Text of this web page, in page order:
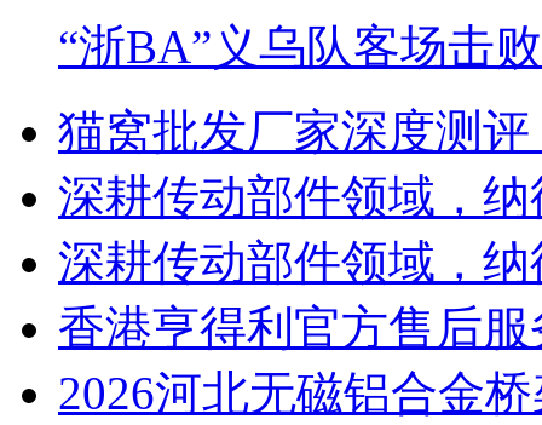
“浙BA”义乌队客场击
猫窝批发厂家深度测
深耕传动部件领域，
深耕传动部件领域，
香港亨得利官方售后
2026河北无磁铝合金